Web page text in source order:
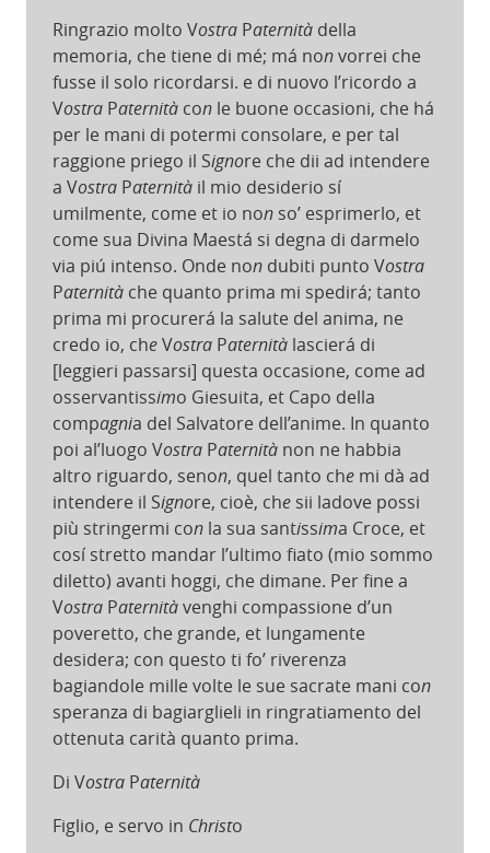
Ringrazio molto VostraPaternitàdella
memoria, che tiene di mé; má nonvorrei che
fusse il solo ricordarsi. e di nuovo l’ricordo a
VostraPaternitàconle buone occasioni, che há
per le mani di potermi consolare, e per tal
raggione priego il Signore che dii ad intendere
a VostraPaternitàil mio desiderio sí
umilmente, come et io nonso’ esprimerlo, et
come sua Divina Maestá si degna di darmelo
via piú intenso. Onde nondubiti punto Vostra
Paternitàche quanto prima mi spedirá; tanto
prima mi procurerá la salute del anima, ne
credo io, cheVostraPaternitàlascierá di
[leggieri passarsi] questa occasione, come ad
osservantissimo Giesuita, et Capo della
compagnia del Salvatore dell’anime. In quanto
poi al’luogo VostraPaternitànon ne habbia
altro riguardo, senon, quel tanto chemi dà ad
intendere il Signore, cioè, chesii ladove possi
più stringermi conla sua santissima Croce, et
cosí stretto mandar l’ultimo fiato (mio sommo
diletto) avanti hoggi, che dimane. Per fine a
VostraPaternitàvenghi compassione d’un
poveretto, che grande, et lungamente
desidera; con questo ti fo’ riverenza
bagiandole mille volte le sue sacrate mani con
speranza di bagiarglieli in ringratiamento del
ottenuta carità quanto prima.
Di VostraPaternità
Figlio, e servo in Christo